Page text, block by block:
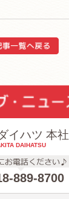
イハツ 本社
DAIHATSU
889-8700